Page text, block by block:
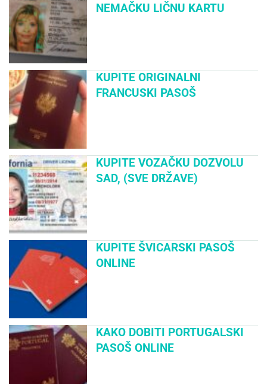
NEMAČKU LIČNU KARTU
KUPITE ORIGINALNI
FRANCUSKI PASOŠ
KUPITE VOZAČKU DOZVOLU
SAD, (SVE DRŽAVE)
KUPITE ŠVICARSKI PASOŠ
ONLINE
KAKO DOBITI PORTUGALSKI
PASOŠ ONLINE